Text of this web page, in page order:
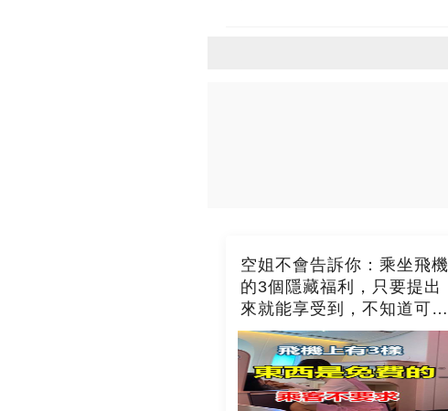
空姐不會告訴你：乘坐飛機
的3個隱藏福利，只要提出
來就能享受到，不知道可就
吃虧了